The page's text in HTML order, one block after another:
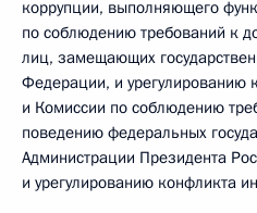
коррупции, выполняющего
по соблюдению требований к
лиц, замещающих
Федерации, и урегулированию
и Комиссии по соблюдению
поведению федеральных
Администрации Президента
и урегулированию конфликта